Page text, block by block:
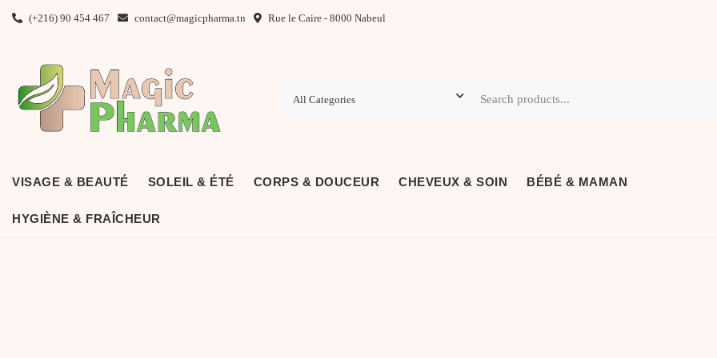
(+216) 90 454 467 contact@magicpharma.tn Rue le Caire - 8000 Nabeul
VISAGE & BEAUTÉ SOLEIL & ÉTÉ CORPS & DOUCEUR CHEVEUX & SOIN BÉBÉ & MAMAN
HYGIÈNE & FRAÎCHEUR